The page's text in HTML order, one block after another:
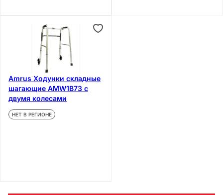
Amrus Ходунки складные
шагающие AMW1B73 с
двумя колесами
НЕТ В РЕГИОНЕ